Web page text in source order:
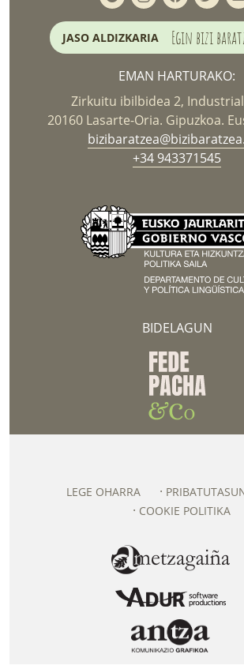
JASO ALDIZKARIA Egin bizi
EMAN HARTURAKO:
Zirkuitu ibilbidea 2,
20160 Lasarte-Oria. Gipuzkoa.
+34 943371545
BIDELAGUN
LEGE OHARRA
COOKIE POLITIKA